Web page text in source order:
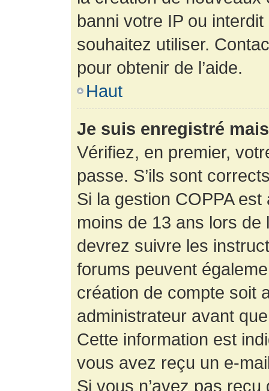
banni votre IP ou
souhaitez utiliser.
pour obtenir de l’aide.
Haut
Je suis enregistré
Vérifiez, en premier,
passe. S’ils sont
Si la gestion COPPA
moins de 13 ans lors de
devrez suivre les
forums peuvent
création de compte soit
administrateur avant
Cette information est
vous avez reçu un e-
Si vous n’avez pas